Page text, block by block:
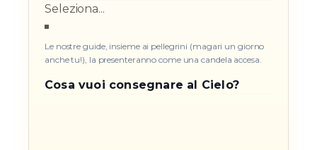
Le nostre guide, insieme ai pellegrini (magari un giorno
anche tu!), la presenteranno come una candela accesa.
Cosa vuoi consegnare al Cielo?